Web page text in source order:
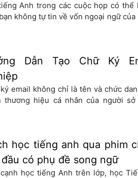
Anh trong các cuộc họp có thể
không tự tin về vốn ngoại ngữ của
Dẫn Tạo Chữ Ký
email không chỉ là tên và chức
thương hiệu cá nhân của người
học tiếng anh qua phim
có phụ đề song ngữ
học tiếng Anh trên lớp, học